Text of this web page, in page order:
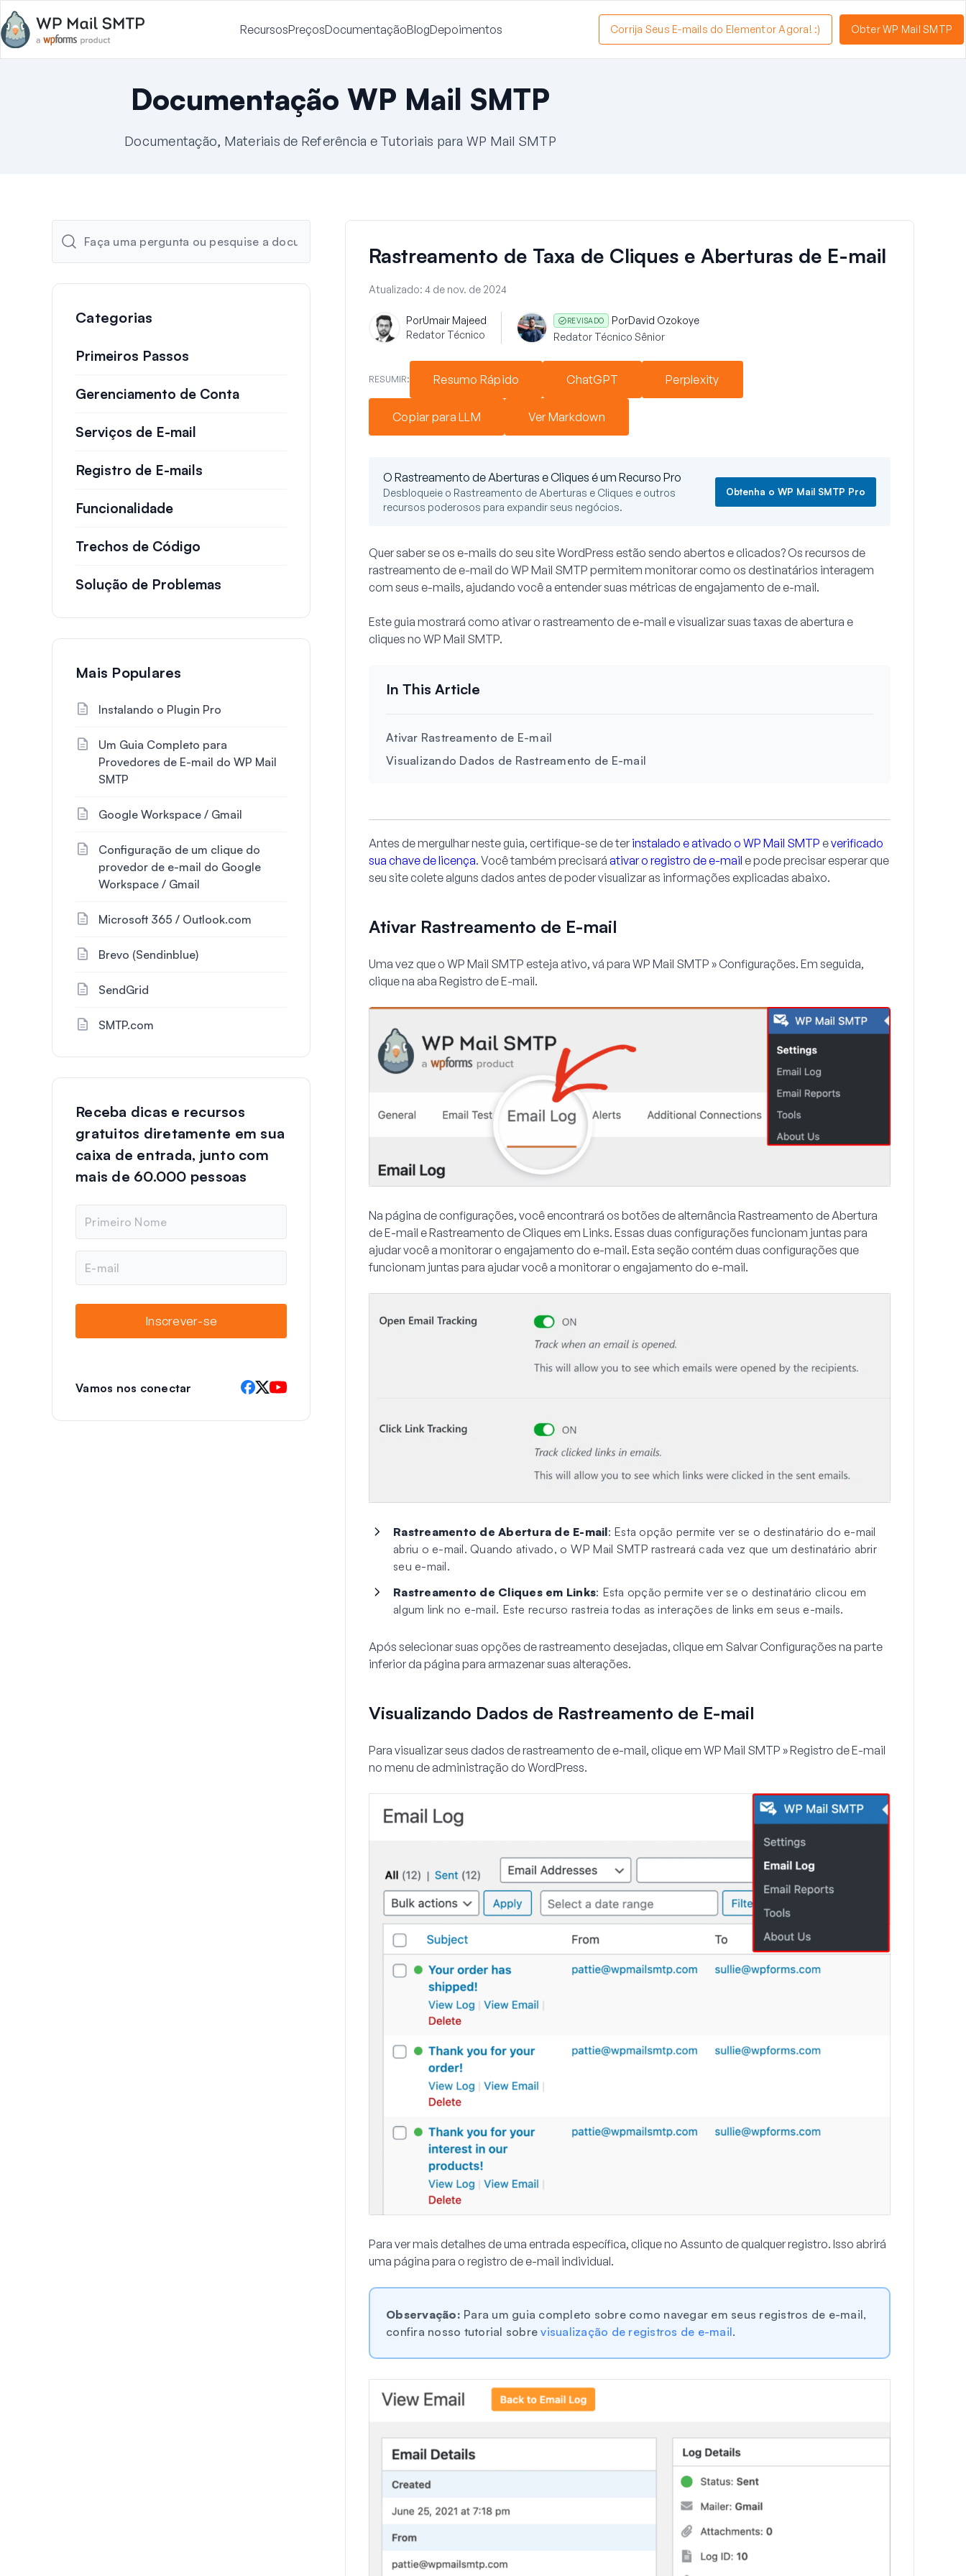
RecursosPreçosDocumentaçãoBlogDepoimentos Corrija Seus E-mails do Elementor Agora! :) Obter WP Mail SMTP
Documentação WP Mail SMTP
Documentação, Materiais de Referência e Tutoriais para WP Mail SMTP
Rastreamento de Taxa de Cliques e Aberturas de E-mail
Atualizado: 4 de nov. de 2024
PorUmair Majeed
Redator Técnico
REVISADO PorDavid Ozokoye
Redator Técnico Sênior
RESUMIR: Resumo Rápido ChatGPT Perplexity
Copiar para LLM Ver Markdown
O Rastreamento de Aberturas e Cliques é um Recurso Pro
Desbloqueie o Rastreamento de Aberturas e Cliques e outros
recursos poderosos para expandir seus negócios.
Obtenha o WP Mail SMTP Pro
Quer saber se os e-mails do seu site WordPress estão sendo abertos e clicados? Os recursos de
rastreamento de e-mail do WP Mail SMTP permitem monitorar como os destinatários interagem
com seus e-mails, ajudando você a entender suas métricas de engajamento de e-mail.
Este guia mostrará como ativar o rastreamento de e-mail e visualizar suas taxas de abertura e
cliques no WP Mail SMTP.
Ativar Rastreamento de E-mail
Visualizando Dados de Rastreamento de E-mail
Antes de mergulhar neste guia, certifique-se de ter instalado e ativado o WP Mail SMTP everificado
sua chave de licença. Você também precisará ativar o registro de e-mail e pode precisar esperar que
seu site colete alguns dados antes de poder visualizar as informações explicadas abaixo.
Ativar Rastreamento de E-mail
Uma vez que o WP Mail SMTP esteja ativo, vá para WP Mail SMTP » Configurações. Em seguida,
clique na aba Registro de E-mail.
Na página de configurações, você encontrará os botões de alternância Rastreamento de Abertura
de E-mail eRastreamento de Cliques em Links. Essas duas configurações funcionam juntas para
ajudar você a monitorar o engajamento do e-mail. Esta seção contém duas configurações que
funcionam juntas para ajudar você a monitorar o engajamento do e-mail.
Rastreamento de Abertura de E-mail: Esta opção permite ver se o destinatário do e-mail
abriu o e-mail. Quando ativado, o WP Mail SMTP rastreará cada vez que um destinatário abrir
seu e-mail.
Rastreamento de Cliques em Links: Esta opção permite ver se o destinatário clicou em
algum link no e-mail. Este recurso rastreia todas as interações de links em seus e-mails.
Após selecionar suas opções de rastreamento desejadas, clique em Salvar Configurações na parte
inferior da página para armazenar suas alterações.
Visualizando Dados de Rastreamento de E-mail
Para visualizar seus dados de rastreamento de e-mail, clique em WP Mail SMTP » Registro de E-mail
no menu de administração do WordPress.
Para ver mais detalhes de uma entrada específica, clique no Assunto de qualquer registro. Isso abrirá
uma página para o registro de e-mail individual.
Observação: Para um guia completo sobre como navegar em seus registros de e-mail,
confira nosso tutorial sobrevisualização de registros de e-mail.
Categorias
Primeiros Passos
Gerenciamento de Conta
Serviços de E-mail
Registro de E-mails
Funcionalidade
Trechos de Código
Solução de Problemas
Mais Populares
Instalando o Plugin Pro
Um Guia Completo para
Provedores de E-mail do WP Mail
SMTP
Google Workspace / Gmail
Configuração de um clique do
provedor de e-mail do Google
Workspace / Gmail
Microsoft 365 / Outlook.com
Brevo (Sendinblue)
SendGrid
SMTP.com
Receba dicas e recursos
gratuitos diretamente em sua
caixa de entrada, junto com
mais de 60.000 pessoas
m
e
m
Inscrever-se
Vamos nos conectar